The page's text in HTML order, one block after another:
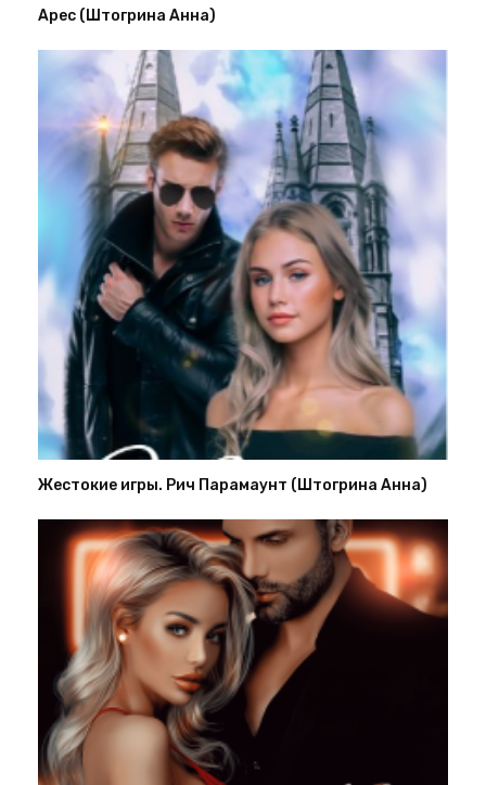
Арес (Штогрина Анна)
Жестокие игры. Рич Парамаунт (Штогрина Анна)